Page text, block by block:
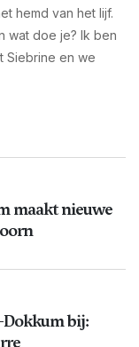
hemd van het lijf.
wat doe je? Ik ben
Siebrine en we
maakt nieuwe
bij: